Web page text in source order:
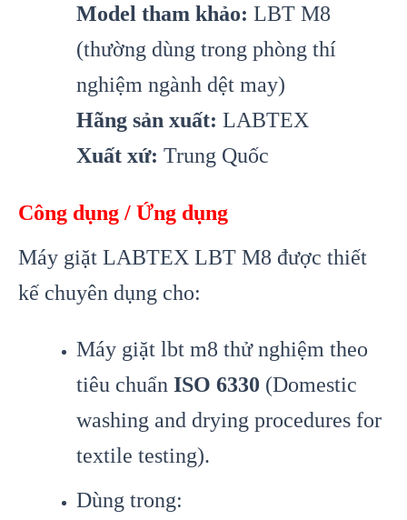
Model tham khảo: LBT M8
(thường dùng trong phòng thí
nghiệm ngành dệt may)
Hãng sản xuất: LABTEX
Xuất xứ: Trung Quốc
Công dụng / Ứng dụng
Máy giặt LABTEX LBT M8 được thiết
kế chuyên dụng cho:
Máy giặt lbt m8 thử nghiệm theo
tiêu chuẩn ISO 6330 (Domestic
washing and drying procedures for
textile testing).
Dùng trong: